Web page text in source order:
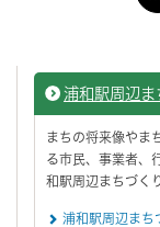
浦和駅周辺ま
浦和駅周辺ま
まちの将来像やま
る市民、事業者、
和駅周辺まちづく
浦和駅周辺まち